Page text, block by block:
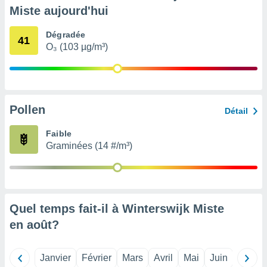
ou
de la
non
des
le
en
Miste aujourd'hui
41 Dégradée
O₃ (103 µg/m³)
Pollen Détail
Faible
Graminées (14 #/m³)
Quel temps fait-il à Winterswijk Miste
en août?
Janvier Février Mars Avril Mai Juin Juillet